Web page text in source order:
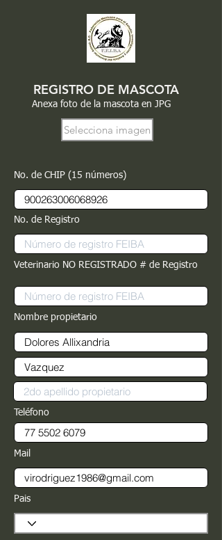
REGISTRO DE MASCOTA
Anexa foto de la mascota en JPG
Selecciona imagen
No. de CHIP (15 números)
No. de Registro
Veterinario NO REGISTRADO # de Registro
Nombre propietario
Teléfono
Mail
Pais